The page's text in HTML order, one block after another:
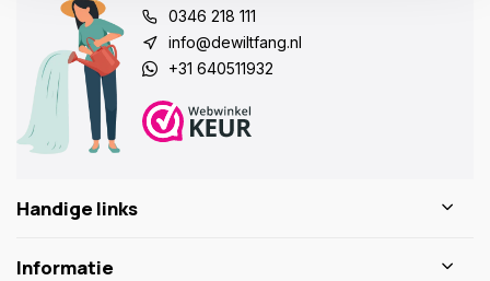
0346 218 111
info@dewiltfang.nl
+31 640511932
Handige links
Informatie